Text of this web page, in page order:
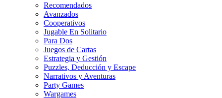
Recomendados
Avanzados
Cooperativos
Jugable En Solitario
Para Dos
Juegos de Cartas
Estrategia y Gestión
Puzzles, Deducción y Escape
Narrativos y Aventuras
Party Games
Wargames